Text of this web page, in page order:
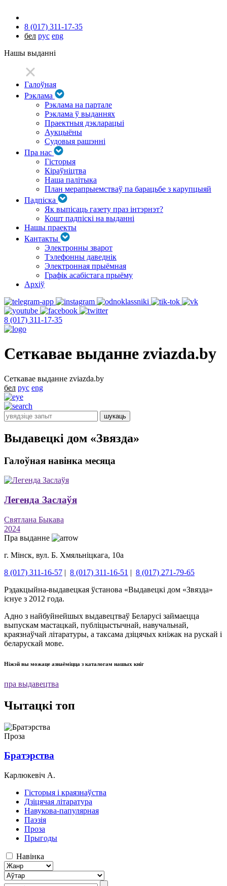
8 (017) 311-17-35
бел рус eng
Нашы выданні
Галоўная
Рэклама
Рэклама на партале
Рэклама ў выданнях
Праектныя дэкларацыі
Аукцыёны
Судовыя рашэнні
Пра нас
Гісторыя
Кіраўніцтва
Наша палітыка
План мерапрыемстваў па барацьбе з карупцыяй
Падпіска
Як выпісаць газету праз інтэрнэт?
Кошт падпіскі на выданні
Нашы праекты
Кантакты
Электронны зварот
Тэлефонны даведнік
Электронная прыёмная
Графік асабістага прыёму
Архіў
8 (017) 311-17-35
Сеткавае выданне zviazda.by
Сеткавае выданне zviazda.by
бел рус eng
Выдавецкі дом «Звязда»
Галоўная навінка месяца
Легенда Заслаўя
Святлана Быкава
2024
Пра выданне
г. Мінск, вул. Б. Хмяльніцкага, 10а
8 (017) 311-16-57 | 8 (017) 311-16-51 | 8 (017) 271-79-65
Рэдакцыйна-выдавецкая ўстанова «Выдавецкі дом «Звязда»
існуе з 2012 года.
Адно з найбуйнейшых выдавецтваў Беларусі займаецца
выпускам мастацкай, публіцыстычнай, навучальнай,
краязнаўчай літаратуры, а таксама дзіцячых кніжак на рускай і
беларускай мове.
Ніжэй вы можаце азнаёміцца ​​з каталогам нашых кніг
пра выдавецтва
Чытацкі топ
Проза
Братэрства
Карлюкевіч А.
Гісторыя і краязнаўства
Дзіцячая літаратура
Навукова-папулярная
Паэзія
Проза
Прыгоды
Навінка